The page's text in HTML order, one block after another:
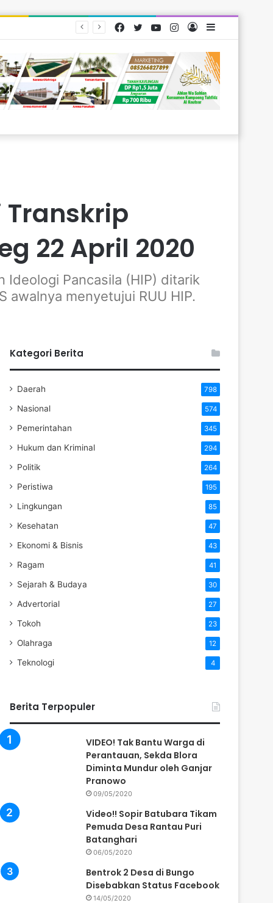
Log
Instagram
YouTube
Twitter
Facebook
Transkrip
22 April 2020
Ideologi Pancasila (HIP) ditarik
awalnya menyetujui RUU HIP.
Kategori Berita
Daerah 798
Nasional 574
Pemerintahan 345
Hukum dan Kriminal 294
Politik 264
Peristiwa 195
Lingkungan 85
Kesehatan 47
Ekonomi & Bisnis 43
Ragam 41
Sejarah & Budaya 30
Advertorial 27
Tokoh 23
Olahraga 12
Teknologi 4
Berita Terpopuler
VIDEO! Tak Bantu Warga di
Perantauan, Sekda Blora
Diminta Mundur oleh Ganjar
Pranowo
09/05/2020
Video!! Sopir Batubara Tikam
Pemuda Desa Rantau Puri
Batanghari
06/05/2020
Bentrok 2 Desa di Bungo
Disebabkan Status Facebook
14/05/2020